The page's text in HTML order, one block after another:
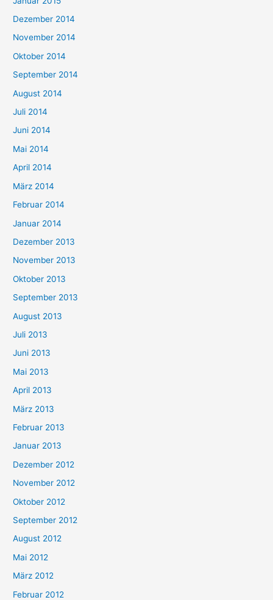
Dezember 2014
November 2014
Oktober 2014
September 2014
August 2014
Juli 2014
Juni 2014
Mai 2014
April 2014
März 2014
Februar 2014
Januar 2014
Dezember 2013
November 2013
Oktober 2013
September 2013
August 2013
Juli 2013
Juni 2013
Mai 2013
April 2013
März 2013
Februar 2013
Januar 2013
Dezember 2012
November 2012
Oktober 2012
September 2012
August 2012
Mai 2012
März 2012
Februar 2012